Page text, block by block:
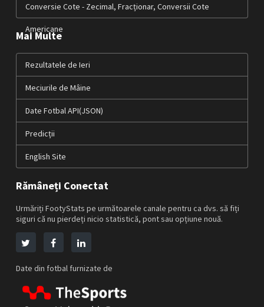
Conversie Cote - Zecimal, Fracționar, Conversii Cote
Americane
Mai Multe
Rezultatele de Ieri
Meciurile de Mâine
Date Fotbal API(JSON)
Predicții
English Site
Rămâneți Conectat
Urmăriți FootyStats pe următoarele canale pentru ca dvs. să fiți
siguri că nu pierdeți nicio statistică, pont sau opțiune nouă.
Date din fotbal furnizate de